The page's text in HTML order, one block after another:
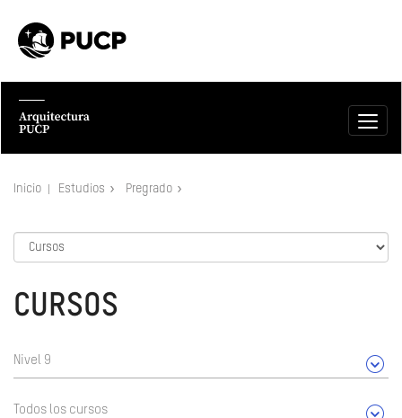
Inicio Estudios Pregrado
CURSOS
Nivel 9
Todos los cursos